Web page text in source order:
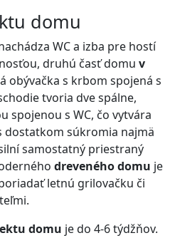
domu
WC a izba pre hostí
druhú časť domu v
obývačka s krbom spojená s
tvoria dve spálne,
spojenou s WC, čo vytvára
súkromia najmä
samostatný priestraný
dreveného domu je
letnú grilovačku či
domu je do 4-6 týdžňov.